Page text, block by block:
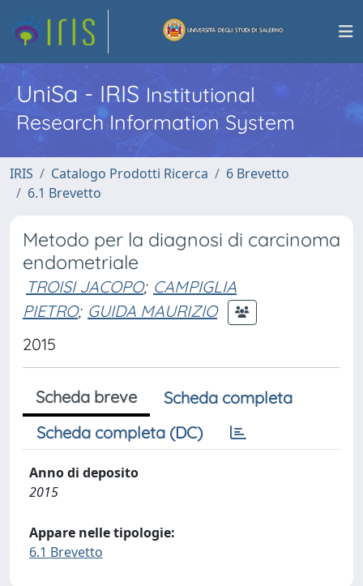
UniSa - IRISInstitutional
Research Information System
IRIS Catalogo Prodotti Ricerca
6 Brevetto
6.1 Brevetto
Metodo per la diagnosi di carcinoma
endometriale
TROISI JACOPO; CAMPIGLIA
PIETRO; GUIDA MAURIZIO
2015
Scheda breve
Scheda completa
Scheda completa (DC)
Anno di deposito
2015
Appare nelle tipologie:
6.1 Brevetto